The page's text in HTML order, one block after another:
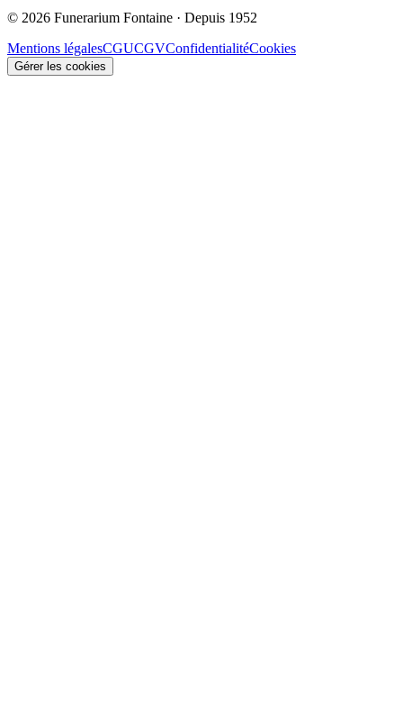
© 2026 Funerarium Fontaine · Depuis 1952
Mentions légalesCGUCGVConfidentialitéCookies
Gérer les cookies